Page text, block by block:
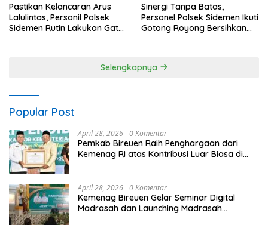
Pastikan Kelancaran Arus
Lalulintas, Personil Polsek
Sidemen Rutin Lakukan Gatur
Sinergi Tanpa Batas,
Personel Polsek Sidemen Ikuti
Gotong Royong Bersihkan
Selengkapnya
Popular Post
April 28, 2026 0 Komentar
Pemkab Bireuen Raih Penghargaan dari
Kemenag RI atas Kontribusi Luar Biasa di
April 28, 2026 0 Komentar
Kemenag Bireuen Gelar Seminar Digital
Madrasah dan Launching Madrasah